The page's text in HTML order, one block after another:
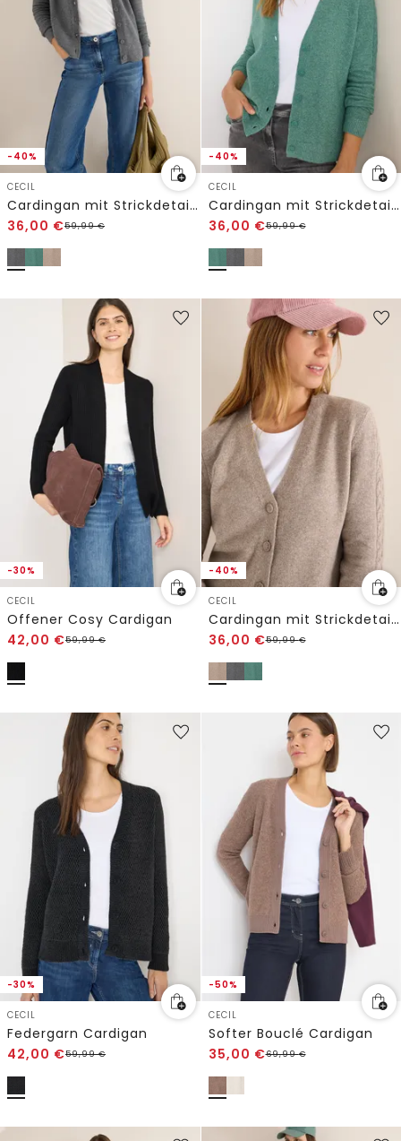
-40%
CECIL
Cardingan mit Strickdetails
36,00 €59,99€
-40%
CECIL
Cardingan mit Strickdetails
36,00 €59,99€
-30%
CECIL
Offener Cosy Cardigan
42,00 €59,99€
-40%
CECIL
Cardingan mit Strickdetails
36,00 €59,99€
-30%
CECIL
Federgarn Cardigan
42,00 €59,99€
-50%
CECIL
Softer Bouclé Cardigan
35,00 €69,99€